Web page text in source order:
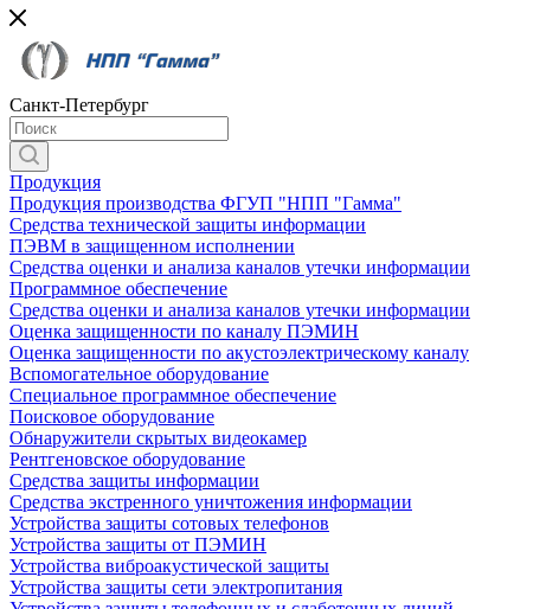
Санкт-Петербург
Продукция
Продукция производства ФГУП "НПП "Гамма"
Средства технической защиты информации
ПЭВМ в защищенном исполнении
Средства оценки и анализа каналов утечки информации
Программное обеспечение
Средства оценки и анализа каналов утечки информации
Оценка защищенности по каналу ПЭМИН
Оценка защищенности по акустоэлектрическому каналу
Вспомогательное оборудование
Специальное программное обеспечение
Поисковое оборудование
Обнаружители скрытых видеокамер
Рентгеновское оборудование
Средства защиты информации
Средства экстренного уничтожения информации
Устройства защиты сотовых телефонов
Устройства защиты от ПЭМИН
Устройства виброакустической защиты
Устройства защиты сети электропитания